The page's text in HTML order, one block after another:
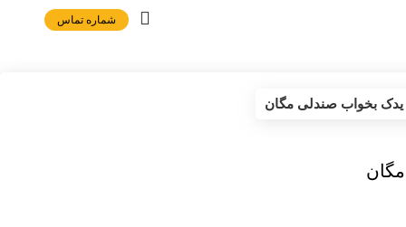
شماره تماس
یدک بخواب صندلی مگان